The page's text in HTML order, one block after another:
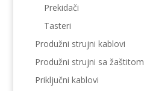
Prekidači
Tasteri
Produžni strujni kablovi
Produžni strujni sa žaštitom
Priključni kablovi